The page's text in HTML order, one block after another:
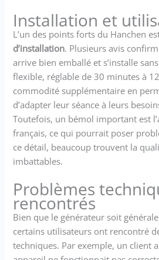
valeur de
de 35 ° C
vidange】
filetage
utilisation.
vidange
standard
modèles
convient à
piscines
bonne
en
personnes
Installation et
L’un des points forts du Hanchen
d’installation. Plusieurs avis
arrive bien emballé et s’installe
flexible, réglable de 30 minutes à
commodité supplémentaire en
d’adapter leur séance à leurs
Toutefois, un bémol important est
français, ce qui pourrait poser
ce détail, beaucoup trouvent la
imbattables.
Problèmes
rencontrés
Bien que le générateur soit
certains utilisateurs ont rencontré
techniques. Par exemple, un client